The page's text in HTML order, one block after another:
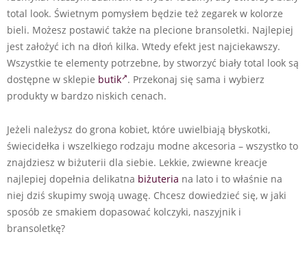
total look. Świetnym pomysłem będzie też zegarek w kolorze
bieli. Możesz postawić także na plecione bransoletki. Najlepiej
jest założyć ich na dłoń kilka. Wtedy efekt jest najciekawszy.
Wszystkie te elementy potrzebne, by stworzyć biały total look są
dostępne w sklepie butik . Przekonaj się sama i wybierz
produkty w bardzo niskich cenach.
Jeżeli należysz do grona kobiet, które uwielbiają błyskotki,
świecidełka i wszelkiego rodzaju modne akcesoria – wszystko to
znajdziesz w biżuterii dla siebie. Lekkie, zwiewne kreacje
najlepiej dopełnia delikatna biżuteria na lato i to właśnie na
niej dziś skupimy swoją uwagę. Chcesz dowiedzieć się, w jaki
sposób ze smakiem dopasować kolczyki, naszyjnik i
bransoletkę?